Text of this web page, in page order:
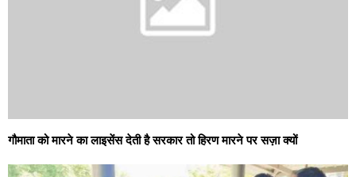
गौमाता को मारने का लाइसेंस देती है सरकार तो हिरण मारने पर सज़ा क्यों